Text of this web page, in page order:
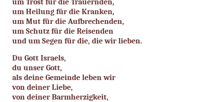
um Trost für die Trauernden,
um Heilung für die Kranken,
um Mut für die Aufbrechenden,
um Schutz für die Reisenden
und um Segen für die, die wir lieben.
Du Gott Israels,
du unser Gott,
als deine Gemeinde leben wir
von deiner Liebe,
von deiner Barmherzigkeit,